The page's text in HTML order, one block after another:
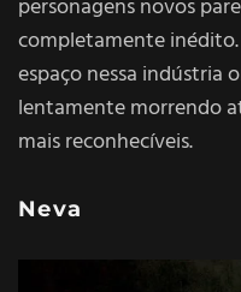
personagens novos
completamente
espaço nessa indústria
lentamente morrendo
mais reconhecíveis.
Neva